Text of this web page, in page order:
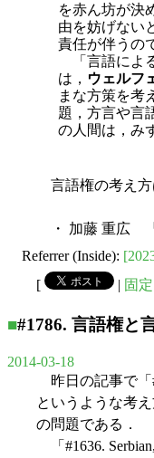
を赤ん坊が決
由を妨げない
責任が伴うの
「言語によ
は， ウェルフ
まな方策を考
題，方言や言
の人間は，み
言語権の考え方
・ 加藤 重広 『
Referrer (Inside):
[
| 固
■#1786. 言語権と
2014-03-18
昨日の記事で「
というような考
の問題である．
「#1636.